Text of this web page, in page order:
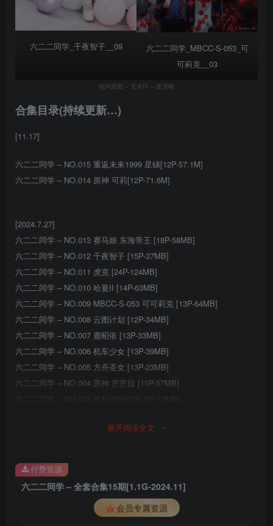
六二二同学_千夜智子__09
六二二同学_MBCC-S-053_可
可莉克__03
包内原图 – 无水印 – 更清晰
合集目录(持续更新…)
[11.17]
六二二同学 – NO.015 重返未来1999 星锑[12P-57.1M]
六二二同学 – NO.014 原神 可莉[12P-71.6M]
[2024.7.27]
六二二同学 – NO.013 赛马娘 东海帝王 [18P-58MB]
六二二同学 – NO.012 千夜智子 [15P-37MB]
六二二同学 – NO.011 虎克 [24P-124MB]
六二二同学 – NO.010 哈曼II [14P-63MB]
六二二同学 – NO.009 MBCC-S-053 可可莉克 [13P-64MB]
六二二同学 – NO.008 云图计划 [12P-34MB]
六二二同学 – NO.007 鹿昭依 [13P-33MB]
六二二同学 – NO.006 机车少女 [13P-39MB]
六二二同学 – NO.005 方舟圣女 [13P-23MB]
六二二同学 – NO.004 原神 芭芭拉 [10P-57MB]
六二二同学 – NO.001 天谕手游 炎天 [12P-433MB]
展开阅读全文
六二二同学 – 全套合集15期[1.1G-2024.11]
会员专属资源
付费资源